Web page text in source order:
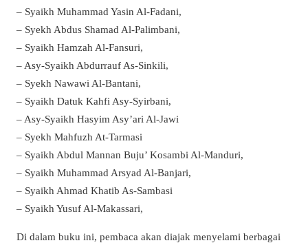
– Syaikh Muhammad Yasin Al-Fadani,
– Syekh Abdus Shamad Al-Palimbani,
– Syaikh Hamzah Al-Fansuri,
– Asy-Syaikh Abdurrauf As-Sinkili,
– Syekh Nawawi Al-Bantani,
– Syaikh Datuk Kahfi Asy-Syirbani,
– Asy-Syaikh Hasyim Asy’ari Al-Jawi
– Syekh Mahfuzh At-Tarmasi
– Syaikh Abdul Mannan Buju’ Kosambi Al-Manduri,
– Syaikh Muhammad Arsyad Al-Banjari,
– Syaikh Ahmad Khatib As-Sambasi
– Syaikh Yusuf Al-Makassari,
Di dalam buku ini, pembaca akan diajak menyelami berbagai